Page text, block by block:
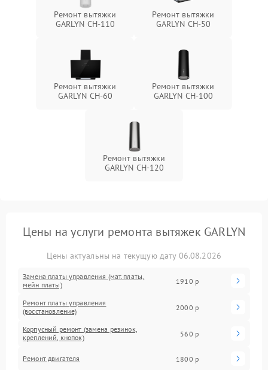
Ремонт вытяжки
GARLYN CH-110
Ремонт вытяжки
GARLYN CH-50
Ремонт вытяжки
GARLYN CH-60
Ремонт вытяжки
GARLYN CH-100
Ремонт вытяжки
GARLYN CH-120
Цены на услуги ремонта вытяжек GARLYN
Цены актуальны на текущую дату 06.08.2026
Замена платы управления (мат.платы,
мейн платы)
1910 р
Ремонт платы управления
(восстановление)
2000 р
Корпусный ремонт (замена резинок,
креплений, кнопок)
560 р
Ремонт двигателя 1800 р